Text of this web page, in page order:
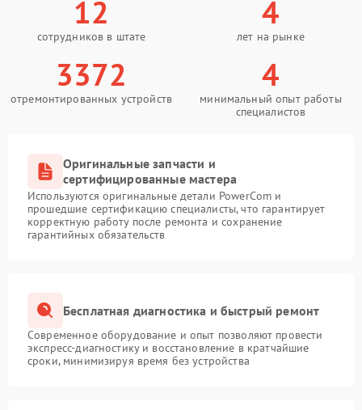
12
сотрудников в штате
4
лет на рынке
3372
отремонтированных устройств
4
минимальный опыт работы
специалистов
Оригинальные запчасти и
сертифицированные мастера
Используются оригинальные детали PowerCom и
прошедшие сертификацию специалисты, что гарантирует
корректную работу после ремонта и сохранение
гарантийных обязательств
Бесплатная диагностика и быстрый ремонт
Современное оборудование и опыт позволяют провести
экспресс-диагностику и восстановление в кратчайшие
сроки, минимизируя время без устройства